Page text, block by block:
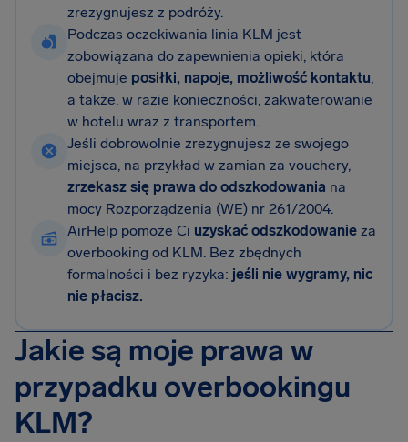
zrezygnujesz z podróży.
Podczas oczekiwania linia KLM jest
zobowiązana do zapewnienia opieki, która
obejmuje posiłki, napoje, możliwość kontaktu,
a także, w razie konieczności, zakwaterowanie
w hotelu wraz z transportem.
Jeśli dobrowolnie zrezygnujesz ze swojego
miejsca, na przykład w zamian za vouchery,
zrzekasz się prawa do odszkodowania na
mocy Rozporządzenia (WE) nr 261/2004.
AirHelp pomoże Ci uzyskać odszkodowanie za
overbooking od KLM. Bez zbędnych
formalności i bez ryzyka: jeśli nie wygramy, nic
nie płacisz.
Jakie są moje prawa w
przypadku overbookingu
KLM?